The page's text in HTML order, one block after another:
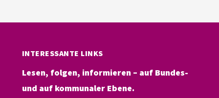
INTERESSANTE LINKS
Lesen, folgen, informieren – auf Bundes-
und auf kommunaler Ebene.